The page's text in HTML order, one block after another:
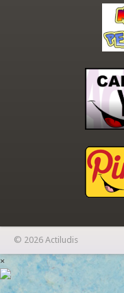
© 2026 Actiludis
×